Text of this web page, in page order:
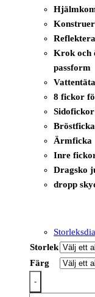
Krok och
passform
8 fickor
Ärmficka
Inre
Dragsko
dropp
Storlek
Färg
-